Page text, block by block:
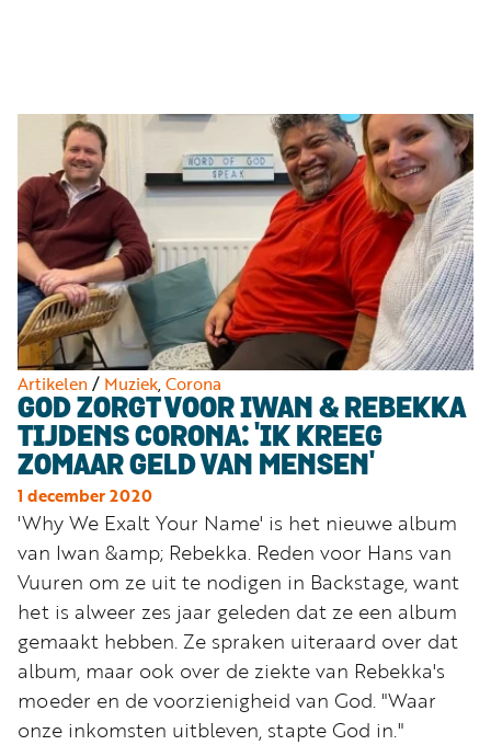
Artikelen/ Muziek,Corona
GOD ZORGT VOOR IWAN & REBEKKA
TIJDENS CORONA: 'IK KREEG
ZOMAAR GELD VAN MENSEN'
1 december 2020
'Why We Exalt Your Name' is het nieuwe album
van Iwan &amp; Rebekka. Reden voor Hans van
Vuuren om ze uit te nodigen in Backstage, want
het is alweer zes jaar geleden dat ze een album
gemaakt hebben. Ze spraken uiteraard over dat
album, maar ook over de ziekte van Rebekka's
moeder en de voorzienigheid van God. "Waar
onze inkomsten uitbleven, stapte God in."
Podcasts
Muziek
Artikelen
Kanalen
Steun
onze
missie
Info
Word
nu
vriend
Businessclub
Adverteren
Winkel